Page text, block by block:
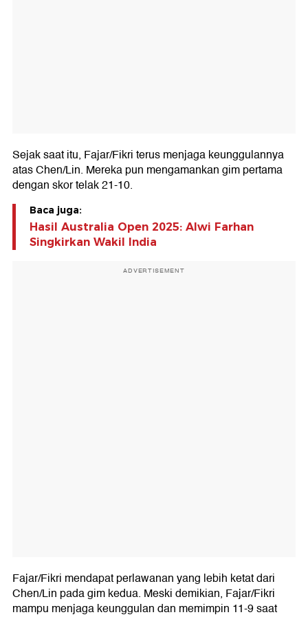
Sejak saat itu, Fajar/Fikri terus menjaga keunggulannya
atas Chen/Lin. Mereka pun mengamankan gim pertama
dengan skor telak 21-10.
Baca juga:
Hasil Australia Open 2025: Alwi Farhan
Singkirkan Wakil India
ADVERTISEMENT
Fajar/Fikri mendapat perlawanan yang lebih ketat dari
Chen/Lin pada gim kedua. Meski demikian, Fajar/Fikri
mampu menjaga keunggulan dan memimpin 11-9 saat